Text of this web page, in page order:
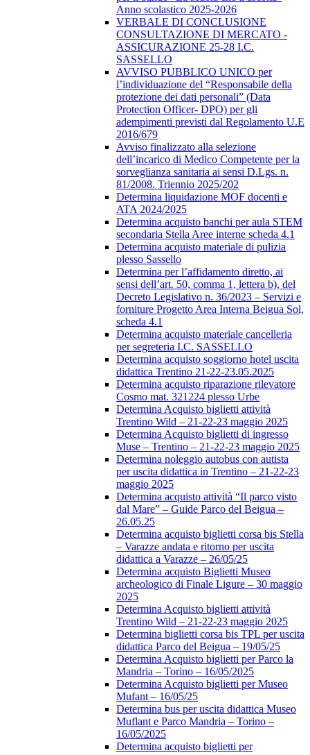
Anno scolastico 2025-2026
VERBALE DI CONCLUSIONE
CONSULTAZIONE DI MERCATO -
ASSICURAZIONE 25-28 I.C.
SASSELLO
AVVISO PUBBLICO UNICO per
l’individuazione del “Responsabile della
protezione dei dati personali” (Data
Protection Officer- DPO) per gli
adempimenti previsti dal Regolamento U.E
2016/679
Avviso finalizzato alla selezione
dell’incarico di Medico Competente per la
sorveglianza sanitaria ai sensi D.Lgs. n.
81/2008. Triennio 2025/202
Determina liquidazione MOF docenti e
ATA 2024/2025
Determina acquisto banchi per aula STEM
secondaria Stella Aree interne scheda 4.1
Determina acquisto materiale di pulizia
plesso Sassello
Determina per l’affidamento diretto, ai
sensi dell’art. 50, comma 1, lettera b), del
Decreto Legislativo n. 36/2023 – Servizi e
forniture Progetto Area Interna Beigua Sol,
scheda 4.1
Determina acquisto materiale cancelleria
per segreteria I.C. SASSELLO
Determina acquisto soggiorno hotel uscita
didattica Trentino 21-22-23.05.2025
Determina acquisto riparazione rilevatore
Cosmo mat. 321224 plesso Urbe
Determina Acquisto biglietti attività
Trentino Wild – 21-22-23 maggio 2025
Determina Acquisto biglietti di ingresso
Muse – Trentino – 21-22-23 maggio 2025
Determina noleggio autobus con autista
per uscita didattica in Trentino – 21-22-23
maggio 2025
Determina acquisto attività “Il parco visto
dal Mare” – Guide Parco del Beigua –
26.05.25
Determina acquisto biglietti corsa bis Stella
– Varazze andata e ritorno per uscita
didattica a Varazze – 26/05/25
Determina acquisto Biglietti Museo
archeologico di Finale Ligure – 30 maggio
2025
Determina Acquisto biglietti attività
Trentino Wild – 21-22-23 maggio 2025
Determina biglietti corsa bis TPL per uscita
didattica Parco del Beigua – 19/05/25
Determina Acquisto biglietti per Parco la
Mandria – Torino – 16/05/2025
Determina Acquisto biglietti per Museo
Mufant – 16/05/25
Determina bus per uscita didattica Museo
Muflant e Parco Mandria – Torino –
16/05/2025
Determina acquisto biglietti per